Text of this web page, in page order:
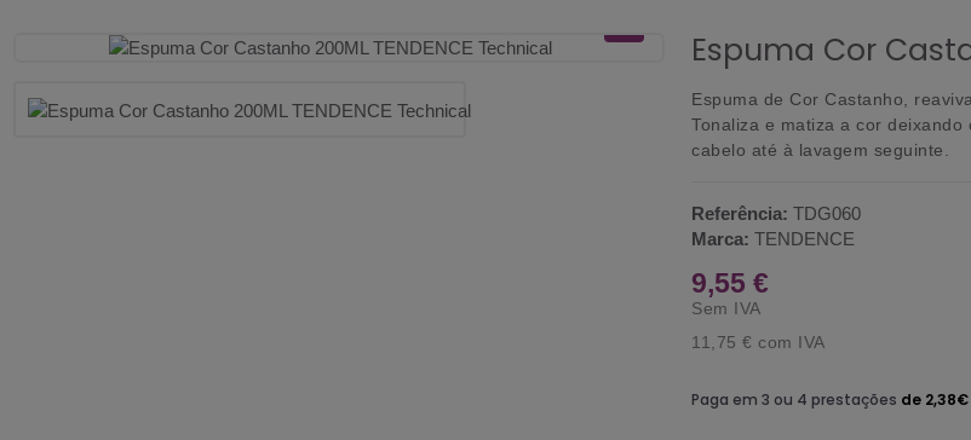
Espuma Cor
Espuma de Cor Castanho,
Tonaliza e matiza a cor
cabelo até à lavagem seguinte.
Referência: TDG060
Marca: TENDENCE
9,55 €
Sem IVA
11,75 € com IVA